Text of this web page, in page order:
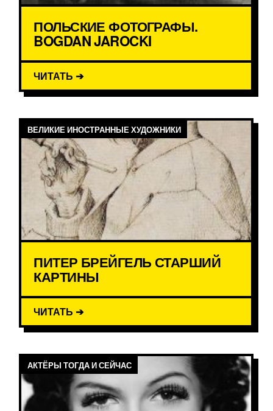
ПОЛЬСКИЕ ФОТОГРАФЫ.
BOGDAN JAROCKI
ЧИТАТЬ ➔
ВЕЛИКИЕ ИНОСТРАННЫЕ ХУДОЖНИКИ
ПИТЕР БРЕЙГЕЛЬ СТАРШИЙ
КАРТИНЫ
ЧИТАТЬ ➔
АКТЁРЫ ТОГДА И СЕЙЧАС